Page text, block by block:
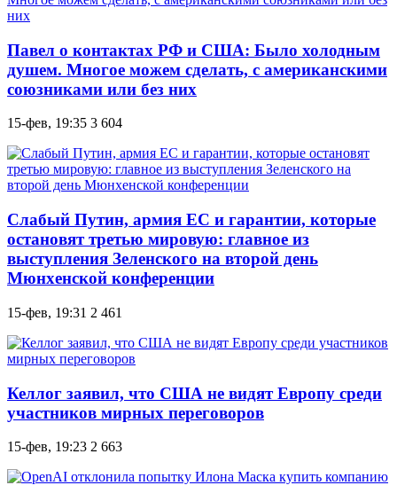
Павел о контактах РФ и США: Было холодным
душем. Многое можем сделать, с американскими
союзниками или без них
15-фев, 19:35 3 604
Слабый Путин, армия ЕС и гарантии, которые
остановят третью мировую: главное из
выступления Зеленского на второй день
Мюнхенской конференции
15-фев, 19:31 2 461
Келлог заявил, что США не видят Европу среди
участников мирных переговоров
15-фев, 19:23 2 663